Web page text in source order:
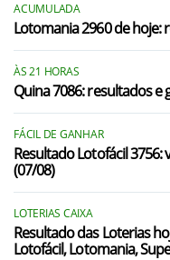
ACUMULADA
Lotomania 2960 de hoje:
ÀS 21 HORAS
Quina 7086: resultados e
FÁCIL DE GANHAR
Resultado Lotofácil 3756:
(07/08)
LOTERIAS CAIXA
Resultado das Loterias
Lotofácil, Lotomania,